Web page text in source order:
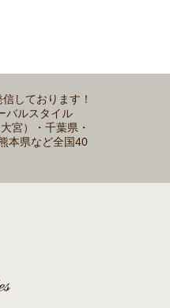
しております！
バルスタイル
宮）・千葉県・
本県など全国40